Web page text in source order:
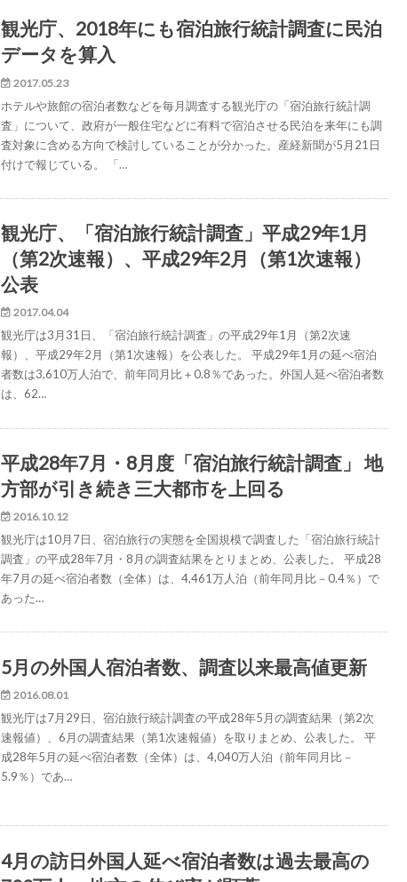
観光庁、2018年にも宿泊旅行統計調査に民泊
データを算入
2017.05.23
ホテルや旅館の宿泊者数などを毎月調査する観光庁の「宿泊旅行統計調
査」について、政府が一般住宅などに有料で宿泊させる民泊を来年にも調
査対象に含める方向で検討していることが分かった。産経新聞が5月21日
付けで報じている。 「…
観光庁、「宿泊旅行統計調査」平成29年1月
（第2次速報）、平成29年2月（第1次速報）
公表
2017.04.04
観光庁は3月31日、「宿泊旅行統計調査」の平成29年1月（第2次速
報）、平成29年2月（第1次速報）を公表した。 平成29年1月の延べ宿泊
者数は3,610万人泊で、前年同月比＋0.8％であった。外国人延べ宿泊者数
は、62…
平成28年7月・8月度「宿泊旅行統計調査」 地
方部が引き続き三大都市を上回る
2016.10.12
観光庁は10月7日、宿泊旅行の実態を全国規模で調査した「宿泊旅行統計
調査」の平成28年7月・8月の調査結果をとりまとめ、公表した。 平成28
年7月の延べ宿泊者数（全体）は、4,461万人泊（前年同月比－0.4％）で
あった…
5月の外国人宿泊者数、調査以来最高値更新
2016.08.01
観光庁は7月29日、宿泊旅行統計調査の平成28年5月の調査結果（第2次
速報値）、6月の調査結果（第1次速報値）を取りまとめ、公表した。 平
成28年5月の延べ宿泊者数（全体）は、4,040万人泊（前年同月比－
5.9％）であ…
4月の訪日外国人延べ宿泊者数は過去最高の